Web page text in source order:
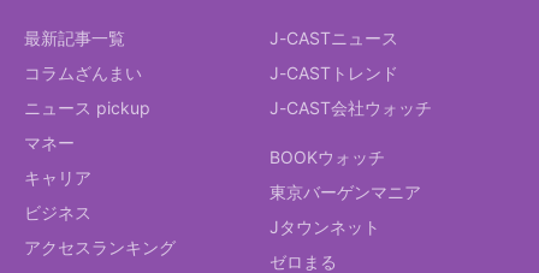
最新記事一覧
コラムざんまい
ニュース pickup
マネー
キャリア
ビジネス
アクセスランキング
J-CASTニュース
J-CASTトレンド
J-CAST会社ウォッチ
BOOKウォッチ
東京バーゲンマニア
Jタウンネット
ゼロまる